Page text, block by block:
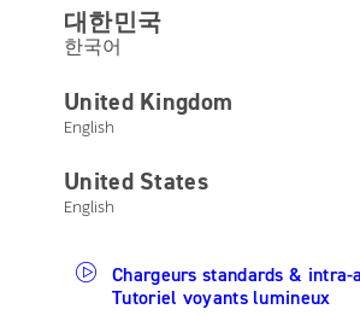
대한민국
한국어
United Kingdom
English
United States
English
Mode d'emploi des chargeurs
intra-auriculaires
intra-auriculaires Premium
auriculaires
Exigences d'expédition
Chargeurs standards &
Tutoriel voyants lumineux